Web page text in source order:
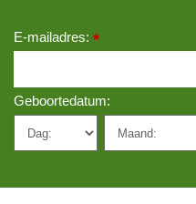
E-mailadres: *
Geboortedatum: